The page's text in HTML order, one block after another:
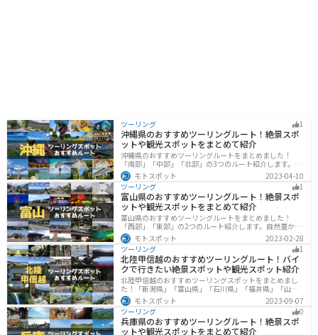
ツーリング 1
沖縄県のおすすめツーリングルート！絶景スポ
ットや観光スポットをまとめて紹介
沖縄県のおすすめツーリングルートをまとめました！
「南部」「中部」「北部」の3つのルート紹介します。美
しいビーチや歴史と文化に溢れたスポットが多数あり、
様々な楽しみ方ができます。バイクで沖縄県にツーリン
グに行く際は参考にしてください。
モトスポット
2023-04-10
ツーリング
1
富山県のおすすめツーリングルート！絶景スポ
ットや観光スポットをまとめて紹介
富山県のおすすめツーリングルートをまとめました！
「西部」「東部」の2つのルート紹介します。自然豊かな
山と海、温泉が充実しており、美術館などもあるので、
自然を満喫するツーリングができます。バイクで富山県
にツーリングに行く際は参考にしてください。
モトスポット
2023-02-28
ツーリング
1
北陸甲信越のおすすめツーリングルート！バイ
クで行きたい絶景スポットや観光スポット紹介
北陸甲信越のおすすめツーリングスポットをまとめまし
た！「新潟県」「富山県」「石川県」「福井県」「山梨
県」「長野県」の各県の観光地紹介します。自然豊かな
山々や湖、温泉地が点在し、四季折々の景色を楽しめる
スポットが多数あります。バイクで北陸甲信越にツーリ
ングに行く際は参考にしてください。
モトスポット
2023-09-07
ツーリング
0
兵庫県のおすすめツーリングルート！絶景スポ
ットや観光スポットをまとめて紹介